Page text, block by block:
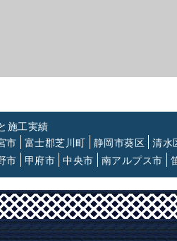
施工実績
市 富士郡芝川町 静岡市葵区
清水
市 甲府市 中央市 南アルプス市